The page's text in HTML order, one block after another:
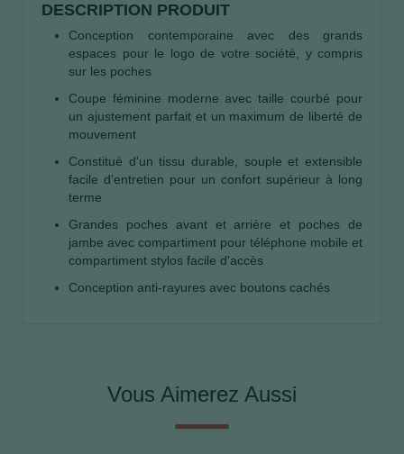
DESCRIPTION PRODUIT
Conception contemporaine avec des grands
espaces pour le logo de votre société, y compris
sur les poches
Coupe féminine moderne avec taille courbé pour
un ajustement parfait et un maximum de liberté de
mouvement
Constitué d'un tissu durable, souple et extensible
facile d'entretien pour un confort supérieur à long
terme
Grandes poches avant et arrière et poches de
jambe avec compartiment pour téléphone mobile et
compartiment stylos facile d'accès
Conception anti-rayures avec boutons cachés
Vous Aimerez Aussi